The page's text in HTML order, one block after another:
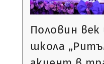
Половин
школа